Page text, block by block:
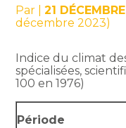
Par |21
décembre 2023)
Indice du climat
spécialisées,
100 en 1976)
Période